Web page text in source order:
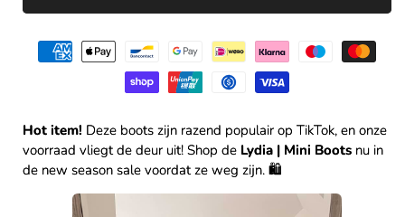
Betaalmethoden
Hot item! Deze boots zijn razend populair op TikTok, en onze
voorraad vliegt de deur uit! Shop de Lydia | Mini Boots nu in
de new season sale voordat ze weg zijn. 🛍️